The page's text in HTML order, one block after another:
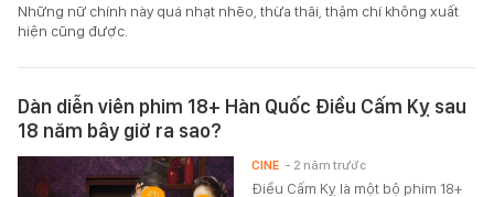
Những nữ chính này quá nhạt nhẽo, thừa thãi, thậm chí không xuất
hiện cũng được.
Dàn diễn viên phim 18+ Hàn Quốc Điều Cấm Kỵ sau
18 năm bây giờ ra sao?
Điều Cấm Kỵ là một bộ phim 18+
CINE - 2 năm trước